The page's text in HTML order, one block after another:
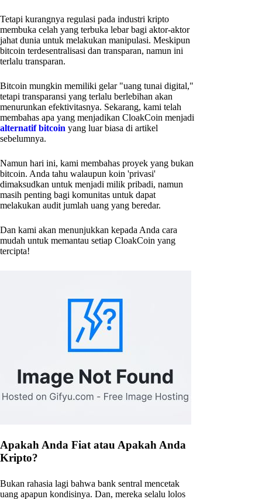
Tetapi kurangnya regulasi pada industri kripto
membuka celah yang terbuka lebar bagi aktor-aktor
jahat dunia untuk melakukan manipulasi. Meskipun
bitcoin terdesentralisasi dan transparan, namun ini
terlalu transparan.
Bitcoin mungkin memiliki gelar "uang tunai digital,"
tetapi transparansi yang terlalu berlebihan akan
menurunkan efektivitasnya. Sekarang, kami telah
membahas apa yang menjadikan CloakCoin menjadi
alternatif bitcoin yang luar biasa di artikel
sebelumnya.
Namun hari ini, kami membahas proyek yang bukan
bitcoin. Anda tahu walaupun koin 'privasi'
dimaksudkan untuk menjadi milik pribadi, namun
masih penting bagi komunitas untuk dapat
melakukan audit jumlah uang yang beredar.
Dan kami akan menunjukkan kepada Anda cara
mudah untuk memantau setiap CloakCoin yang
tercipta!
Apakah Anda Fiat atau Apakah Anda
Kripto?
Bukan rahasia lagi bahwa bank sentral mencetak
uang apapun kondisinya. Dan, mereka selalu lolos